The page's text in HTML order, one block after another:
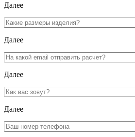
Далее
Далее
Далее
Далее